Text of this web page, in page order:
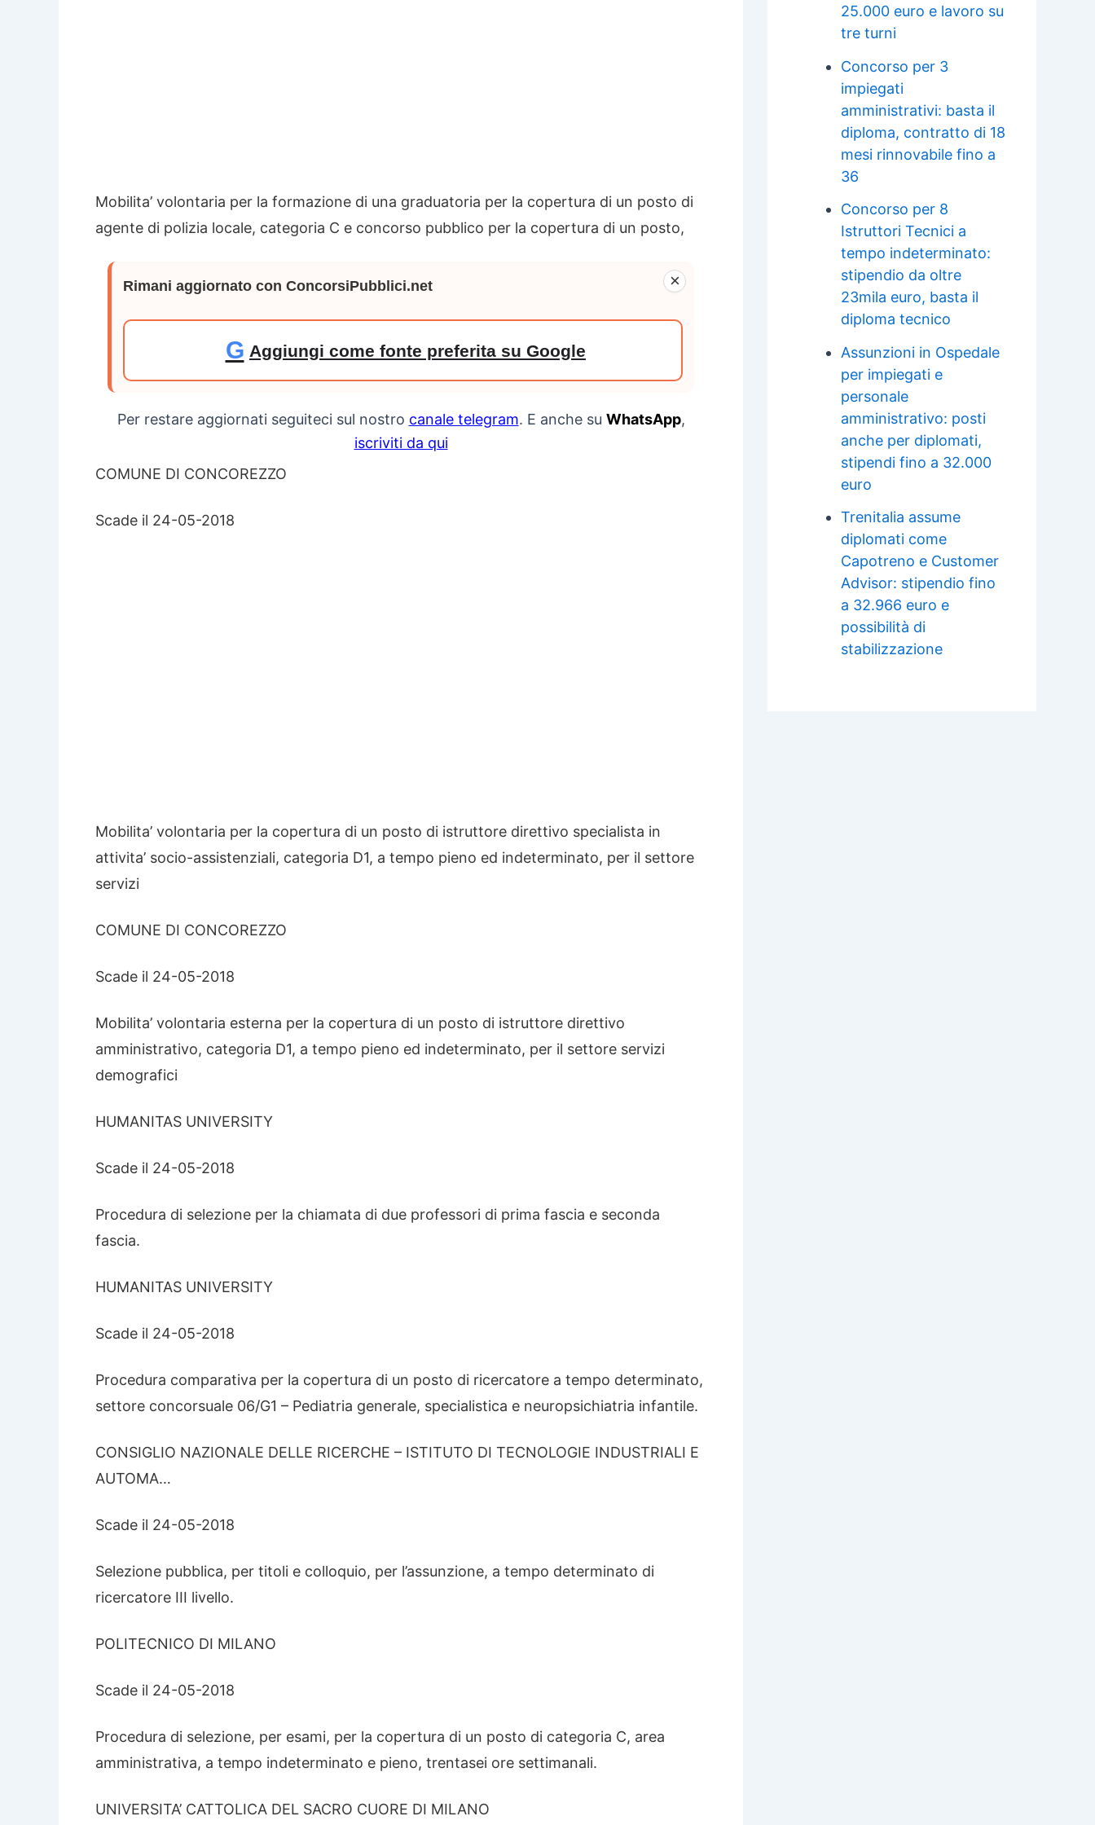
Mobilita’ volontaria per la formazione di una graduatoria per la copertura di un posto di
agente di polizia locale, categoria C e concorso pubblico per la copertura di un posto,
×
Rimani aggiornato con ConcorsiPubblici.net
G Aggiungi come fonte preferita su Google
Per restare aggiornati seguiteci sul nostro canale telegram. E anche su WhatsApp,
iscriviti da qui
COMUNE DI CONCOREZZO
Scade il 24-05-2018
Mobilita’ volontaria per la copertura di un posto di istruttore direttivo specialista in
attivita’ socio-assistenziali, categoria D1, a tempo pieno ed indeterminato, per il settore
servizi
COMUNE DI CONCOREZZO
Scade il 24-05-2018
Mobilita’ volontaria esterna per la copertura di un posto di istruttore direttivo
amministrativo, categoria D1, a tempo pieno ed indeterminato, per il settore servizi
demografici
HUMANITAS UNIVERSITY
Scade il 24-05-2018
Procedura di selezione per la chiamata di due professori di prima fascia e seconda
fascia.
HUMANITAS UNIVERSITY
Scade il 24-05-2018
Procedura comparativa per la copertura di un posto di ricercatore a tempo determinato,
settore concorsuale 06/G1 – Pediatria generale, specialistica e neuropsichiatria infantile.
CONSIGLIO NAZIONALE DELLE RICERCHE – ISTITUTO DI TECNOLOGIE INDUSTRIALI E
AUTOMA…
Scade il 24-05-2018
Selezione pubblica, per titoli e colloquio, per l’assunzione, a tempo determinato di
ricercatore III livello.
POLITECNICO DI MILANO
Scade il 24-05-2018
Procedura di selezione, per esami, per la copertura di un posto di categoria C, area
amministrativa, a tempo indeterminato e pieno, trentasei ore settimanali.
UNIVERSITA’ CATTOLICA DEL SACRO CUORE DI MILANO
25.000 euro e lavoro su
tre turni
Concorso per 3
impiegati
amministrativi: basta il
diploma, contratto di 18
mesi rinnovabile fino a
36
Concorso per 8
Istruttori Tecnici a
tempo indeterminato:
stipendio da oltre
23mila euro, basta il
diploma tecnico
Assunzioni in Ospedale
per impiegati e
personale
amministrativo: posti
anche per diplomati,
stipendi fino a 32.000
euro
Trenitalia assume
diplomati come
Capotreno e Customer
Advisor: stipendio fino
a 32.966 euro e
possibilità di
stabilizzazione